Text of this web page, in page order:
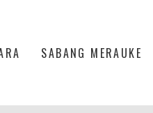
SABANG MERAUKE